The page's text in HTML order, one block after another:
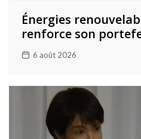
Énergies
renforce son
6 août 2026